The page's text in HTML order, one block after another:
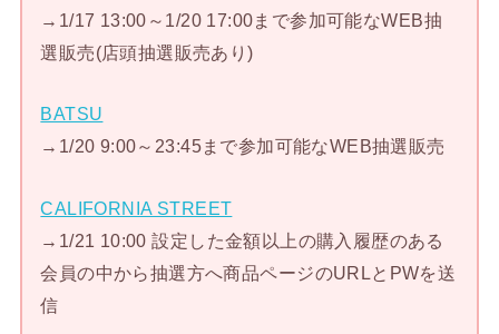
→1/17 13:00～1/20 17:00まで参加可能なWEB抽
選販売(店頭抽選販売あり)
BATSU
→1/20 9:00～23:45まで参加可能なWEB抽選販売
CALIFORNIA STREET
→1/21 10:00 設定した金額以上の購入履歴のある
会員の中から抽選方へ商品ページのURLとPWを送
信